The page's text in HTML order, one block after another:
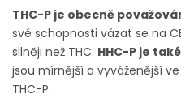
THC-P je obecně
své schopnosti vázat se na
silněji než THC. HHC-P je
jsou mírnější a vyváženější
THC-P.